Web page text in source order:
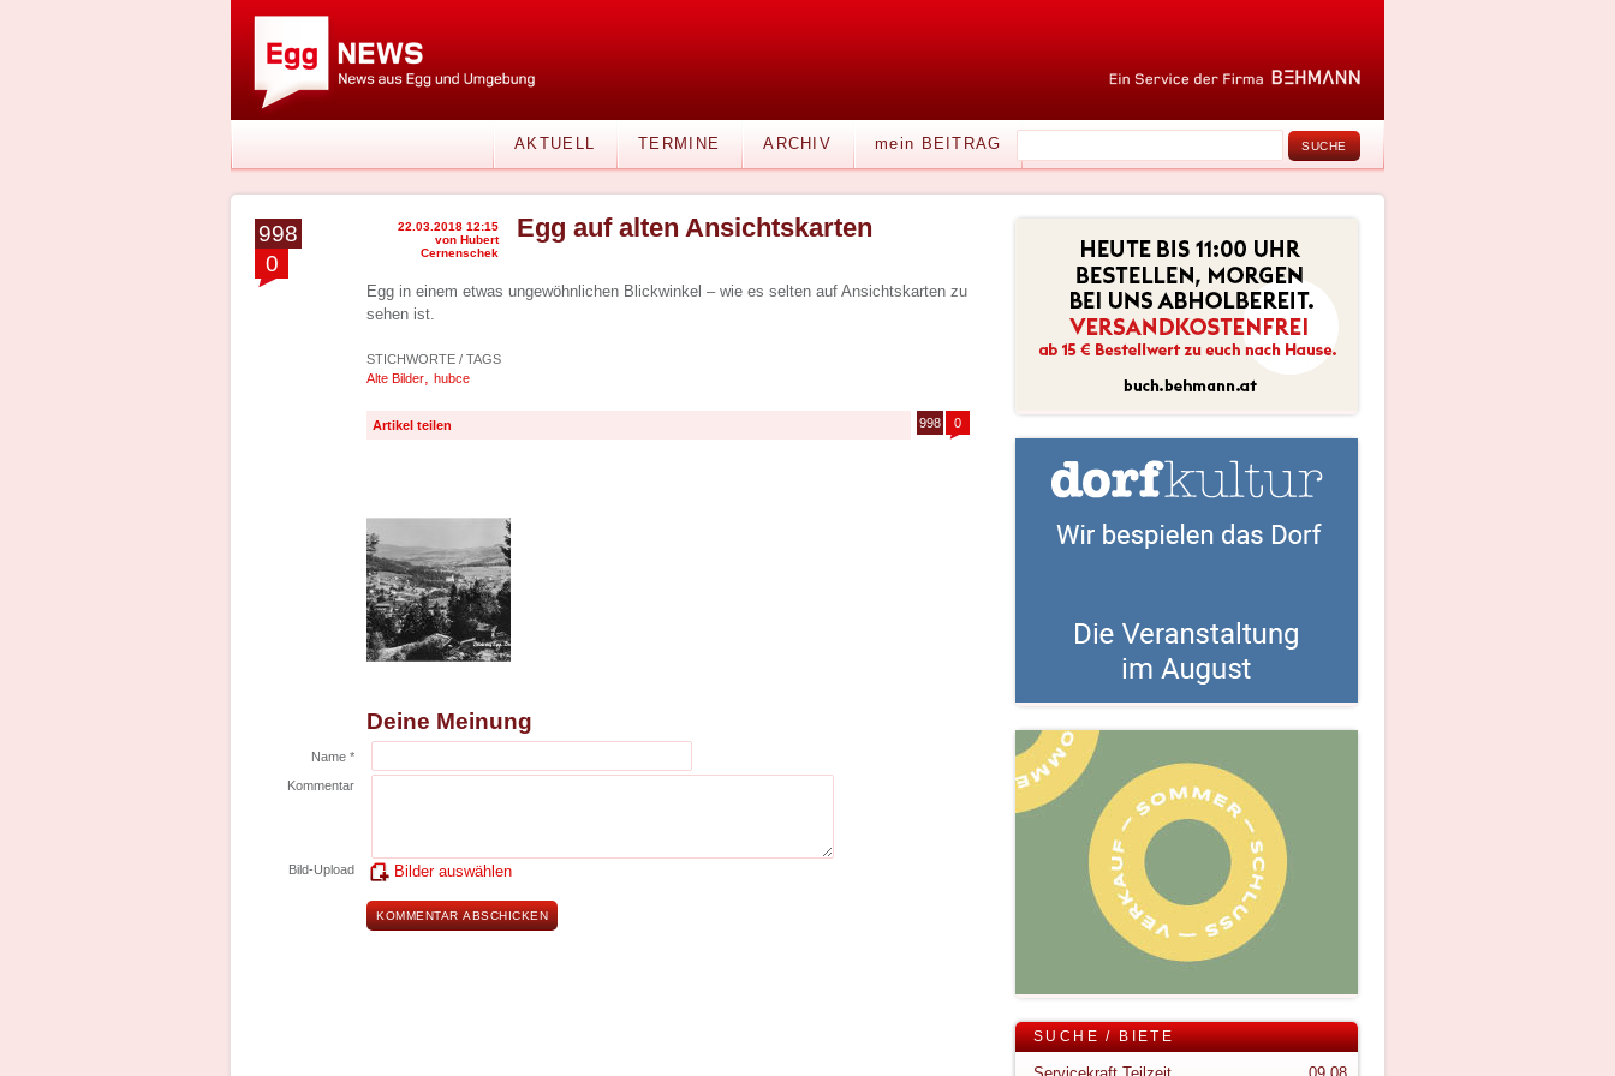
AKTUELL TERMINE ARCHIV mein BEITRAG
998
0
22.03.2018 12:15
von Hubert
Cernenschek
Egg auf alten Ansichtskarten
Egg in einem etwas ungewöhnlichen Blickwinkel – wie es selten auf Ansichtskarten zu
sehen ist.
STICHWORTE / TAGS
Alte Bilder, hubce
Artikel teilen 998 0
Deine Meinung
Name *
Kommentar
Bild-Upload Bilder auswählen
SUCHE / BIETE